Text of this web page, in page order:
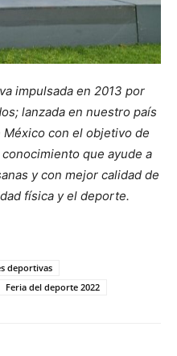
impulsada en 2013 por
lanzada en nuestro país
con el objetivo de
que ayude a
y con mejor calidad de
física y el deporte.
deportivas
Feria del deporte 2022